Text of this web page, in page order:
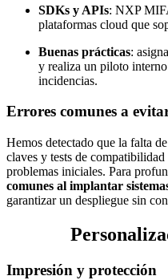
SDKs y APIs: NXP
plataformas cloud que
Buenas prácticas:
y realiza un piloto
incidencias.
Errores comunes a
Hemos detectado que la falta
claves y tests de
problemas iniciales. Para
comunes al implantar
garantizar un despliegue sin
Impresión y protección